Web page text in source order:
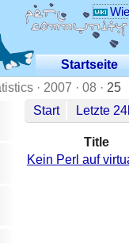
Startseite
· 2007 · 08 · 25
Start Letzte
Title
Kein Perl auf